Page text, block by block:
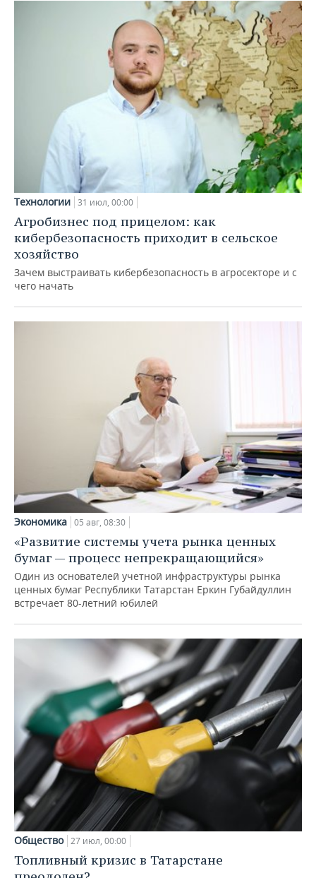
Технологии 31 июл, 00:00
Агробизнес под прицелом: как
кибербезопасность приходит в сельское
хозяйство
Зачем выстраивать кибербезопасность в агросекторе и с
чего начать
Экономика 05 авг, 08:30
«Развитие системы учета рынка ценных
бумаг — процесс непрекращающийся»
Один из основателей учетной инфраструктуры рынка
ценных бумаг Республики Татарстан Еркин Губайдуллин
встречает 80-летний юбилей
Общество 27 июл, 00:00
Топливный кризис в Татарстане